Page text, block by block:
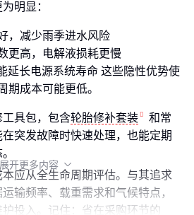
明显：
，减少雨季进水风险
更高，电解液损耗更慢
延长电源系统寿命 这些隐性优势使
期成本可能更低。
具包，包含轮胎修补套装
和常
突发故障时快速处理，也能定期
应从全生命周期评估。与其追求
输频率、载重需求和气候特点，
投入。记住：省在采购环节的
展开更多内容 